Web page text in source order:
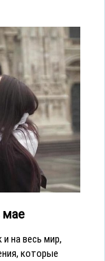
мае
на весь мир,
которые